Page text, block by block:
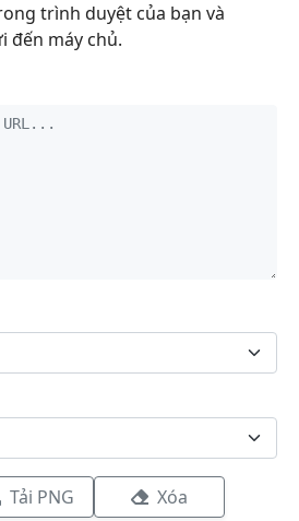
trình duyệt của bạn và
đến máy chủ.
Tải PNG Xóa